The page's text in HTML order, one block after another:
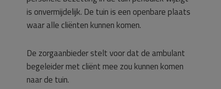
is onvermijdelijk. De tuin is een openbare plaats
waar alle cliënten kunnen komen.
De zorgaanbieder stelt voor dat de ambulant
begeleider met cliënt mee zou kunnen komen
naar de tuin.